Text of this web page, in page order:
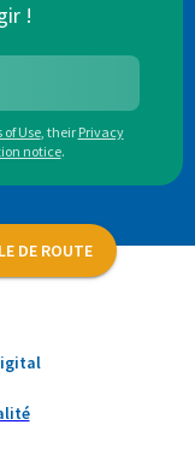
!
Use, their Privacy
notice.
DE ROUTE